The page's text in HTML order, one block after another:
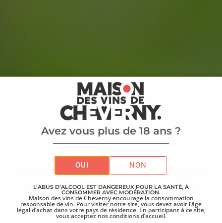
Accueil Vignerons>
Domaine de La Plante d’Or – Philippe LOQUINEAU
LE VIGNERON ET SON
DOMAINE
Avez vous plus de 18 ans ?
OUI NON
L’ABUS D’ALCOOL EST DANGEREUX POUR LA SANTÉ, À
CONSOMMER AVEC MODÉRATION.
Maison des vins de Cheverny encourage la consommation
responsable de vin. Pour visiter notre site, vous devez avoir l’âge
légal d’achat dans votre pays de résidence. En participant à ce site,
vous acceptez nos conditions d’accueil.